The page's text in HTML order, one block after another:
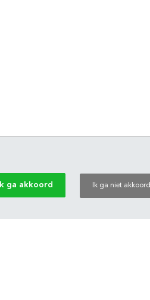
Ik ga akkoord Ik ga niet akkoord